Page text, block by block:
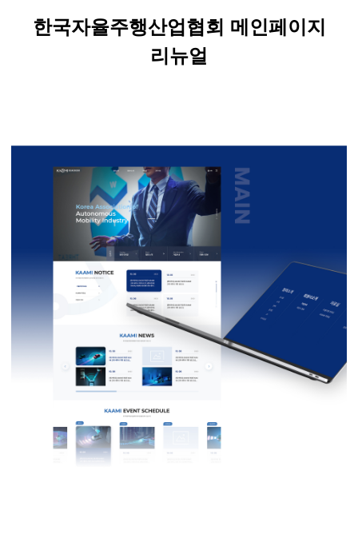
한국자율주행산업협회 메인페이지
리뉴얼